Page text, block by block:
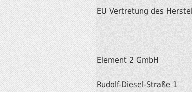
EU Vertretung des
Element 2 GmbH
Rudolf-Diesel-Straße 1